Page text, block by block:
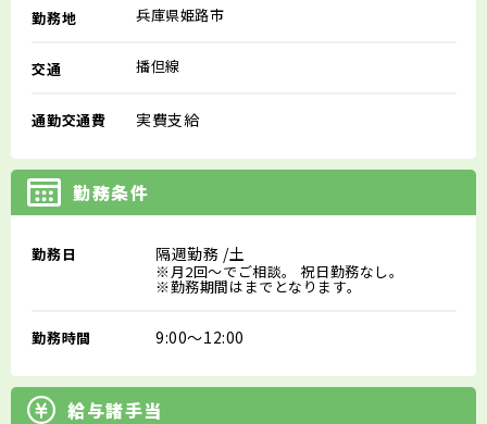
勤務地 兵庫県姫路市
交通 播但線
通勤交通費 実費支給
勤務条件
勤務日 隔週勤務 /土
※月2回～でご相談。 祝日勤務なし。
※勤務期間はまでとなります。
勤務時間 9:00～12:00
給与諸手当